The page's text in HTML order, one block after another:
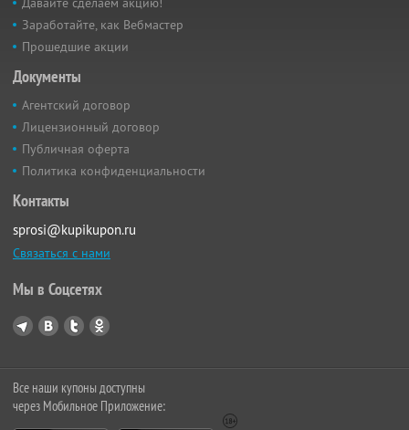
Заработайте, как Вебмастер
Прошедшие акции
Документы
Агентский договор
Лицензионный договор
Публичная оферта
Политика конфиденциальности
Контакты
sprosi@kupikupon.ru
Связаться с нами
Мы в Соцсетях
Все наши купоны доступны
через Мобильное Приложение: